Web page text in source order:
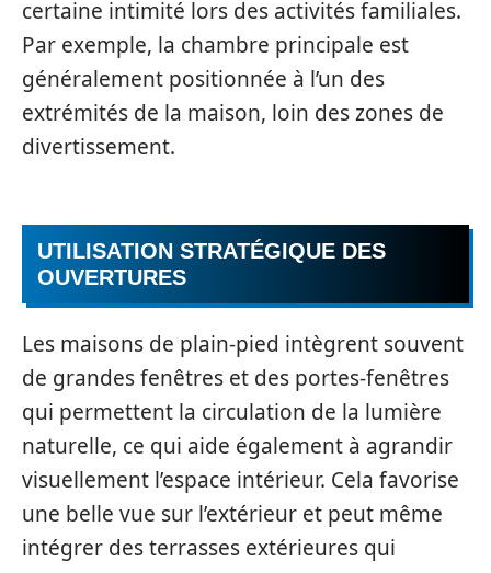
certaine intimité lors des activités familiales.
Par exemple, la chambre principale est
généralement positionnée à l’un des
extrémités de la maison, loin des zones de
divertissement.
UTILISATION STRATÉGIQUE DES
OUVERTURES
Les maisons de plain-pied intègrent souvent
de grandes fenêtres et des portes-fenêtres
qui permettent la circulation de la lumière
naturelle, ce qui aide également à agrandir
visuellement l’espace intérieur. Cela favorise
une belle vue sur l’extérieur et peut même
intégrer des terrasses extérieures qui